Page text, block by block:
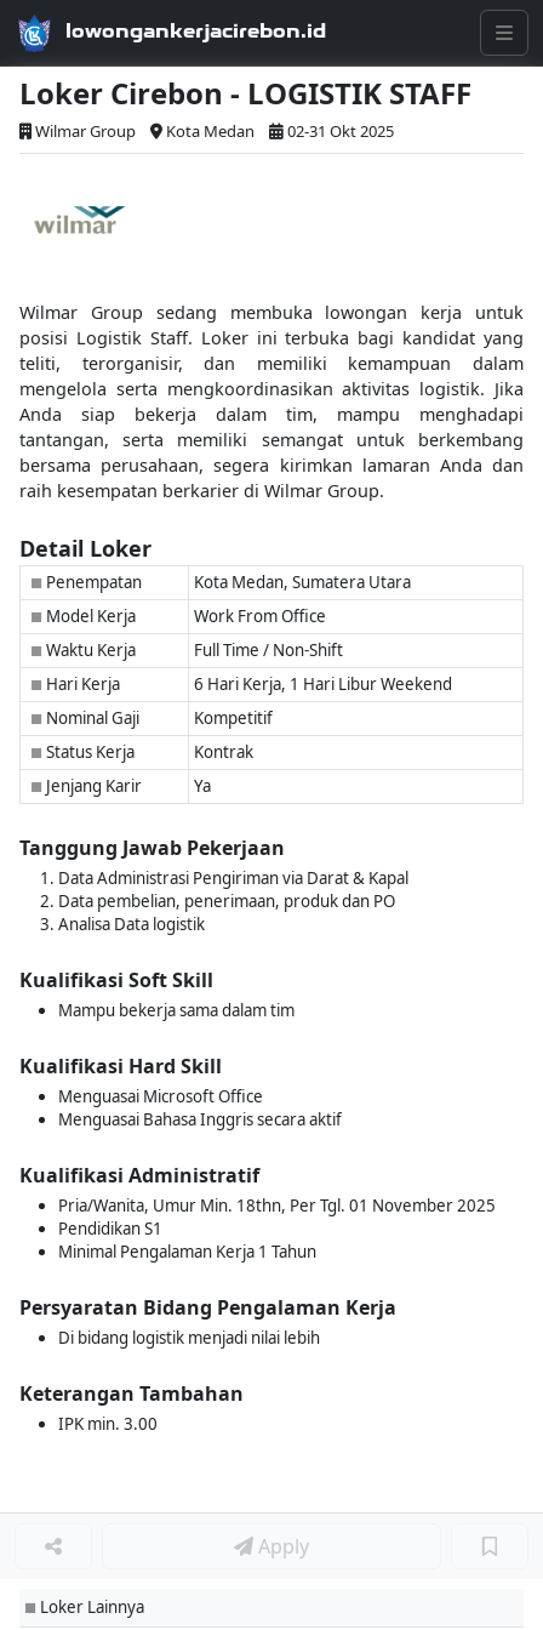
lowongankerjacirebon.id
Loker Cirebon - LOGISTIK STAFF
Wilmar Group Kota Medan 02-31 Okt 2025
Wilmar Group sedang membuka lowongan kerja untuk
posisi Logistik Staff. Loker ini terbuka bagi kandidat yang
teliti, terorganisir, dan memiliki kemampuan dalam
mengelola serta mengkoordinasikan aktivitas logistik. Jika
Anda siap bekerja dalam tim, mampu menghadapi
tantangan, serta memiliki semangat untuk berkembang
bersama perusahaan, segera kirimkan lamaran Anda dan
raih kesempatan berkarier di Wilmar Group.
Detail Loker
■ Penempatan Kota Medan, Sumatera Utara
■ Model Kerja Work From Office
■ Waktu Kerja Full Time / Non-Shift
■ Hari Kerja 6 Hari Kerja, 1 Hari Libur Weekend
■ Nominal Gaji Kompetitif
■ Status Kerja Kontrak
■ Jenjang Karir Ya
Tanggung Jawab Pekerjaan
Data Administrasi Pengiriman via Darat & Kapal
Data pembelian, penerimaan, produk dan PO
Analisa Data logistik
Kualifikasi Soft Skill
Mampu bekerja sama dalam tim
Kualifikasi Hard Skill
Menguasai Microsoft Office
Menguasai Bahasa Inggris secara aktif
Kualifikasi Administratif
Pria/Wanita, Umur Min. 18thn, Per Tgl. 01 November 2025
Pendidikan S1
Minimal Pengalaman Kerja 1 Tahun
Persyaratan Bidang Pengalaman Kerja
Di bidang logistik menjadi nilai lebih
Keterangan Tambahan
IPK min. 3.00
Apply
■ Loker Lainnya